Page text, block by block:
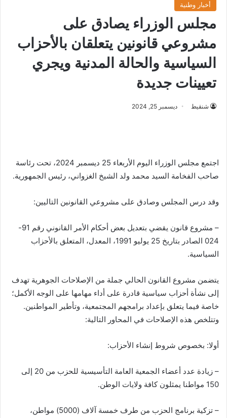
أخبار وطنية
مجلس الوزراء يصادق على
مشروعي قانونين يتعلقان بالأحزاب
السياسية والحالة المدنية ويجري
تعيينات جديدة
شنقيط ديسمبر 25, 2024
اجتمع مجلس الوزراء اليوم الأربعاء 25 ديسمبر 2024، تحت رئاسة
صاحب الفخامة السيد محمد ولد الشيخ الغزواني، رئيس الجمهورية.
وقد درس المجلس وصادق على مشروعي القانونين التاليين:
– مشروع قانون يقضي بتعديل بعض أحكام الأمر القانوني رقم 91-
024 الصادر بتاريخ 25 يوليو 1991، المعدل، المتعلق بالأحزاب
السياسية.
يتضمن مشروع القانون الحالي جملة من الإصلاحات الجوهرية تهدف
إلى نشأة أحزاب سياسية قادرة على أداء مهامها على الوجه الأكمل؛
خاصة فيما يتعلق بإعداد برامجهم المجتمعية، وتأطير المواطنين.
وتتلخص هذه الإصلاحات في المحاور التالية:
أولا: بخصوص شروط إنشاء الأحزاب:
– زيادة عدد أعضاء الجمعية العامة التأسيسية للحزب من 20 إلى
150 مواطنا يمثلون كافة ولايات الوطن.
– تزكية برنامج الحزب من طرف خمسة آلاف (5000) مواطن،